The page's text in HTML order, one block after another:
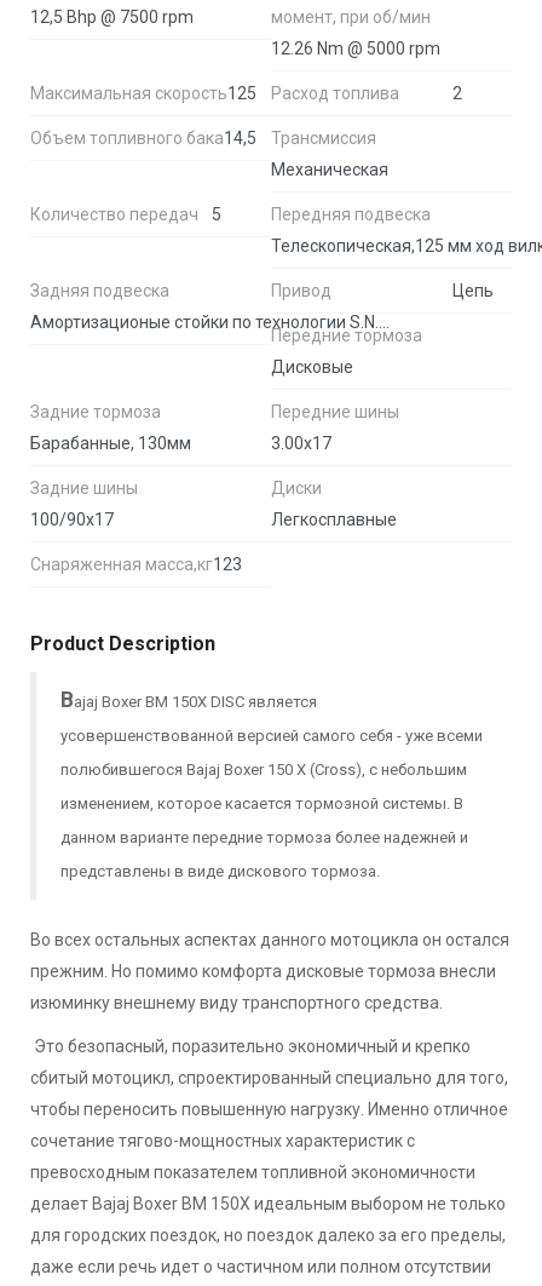
12,5 Bhp @ 7500 rpm
момент, при об/мин
12.26 Nm @ 5000 rpm
Максимальная скорость125 Расход топлива 2
Объем топливного бака14,5
Трансмиссия
Механическая
Количество передач 5
Передняя подвеска
Телескопическая,125 мм ход
Задняя подвеска
Привод Цепь
Передние тормоза
Дисковые
Задние тормоза
Барабанные, 130мм
Передние шины
3.00х17
Задние шины
100/90х17
Диски
Легкосплавные
Снаряженная масса,кг123
Product Description
Bajaj Boxer BM 150X DISC является
усовершенствованной версией самого себя - уже всеми
полюбившегося Bajaj Boxer 150 X (Cross), с небольшим
изменением, которое касается тормозной системы. В
данном варианте передние тормоза более надежней и
представлены в виде дискового тормоза.
Во всех остальных аспектах данного мотоцикла он остался
прежним. Но помимо комфорта дисковые тормоза внесли
изюминку внешнему виду транспортного средства.
Это безопасный, поразительно экономичный и крепко
сбитый мотоцикл, спроектированный специально для того,
чтобы переносить повышенную нагрузку. Именно отличное
сочетание тягово-мощностных характеристик с
превосходным показателем топливной экономичности
делает Bajaj Boxer BM 150X идеальным выбором не только
для городских поездок, но поездок далеко за его пределы,
даже если речь идет о частичном или полном отсутствии